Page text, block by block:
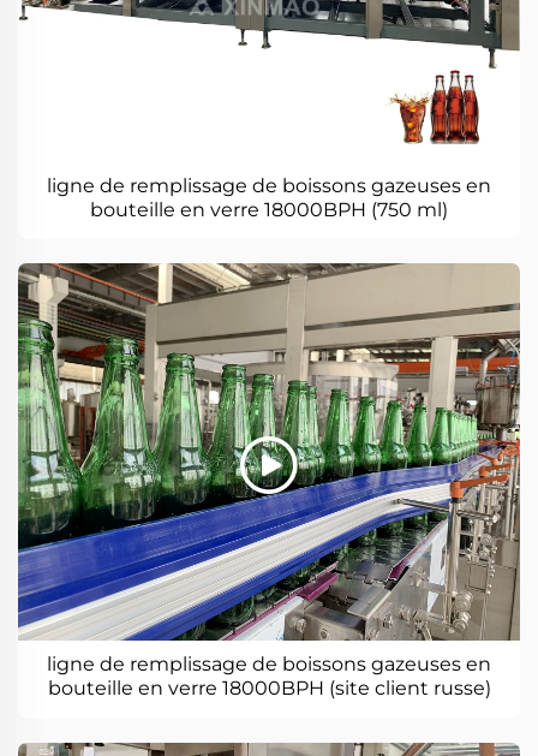
ligne de remplissage de boissons gazeuses en
bouteille en verre 18000BPH (750 ml)
ligne de remplissage de boissons gazeuses en
bouteille en verre 18000BPH (site client russe)